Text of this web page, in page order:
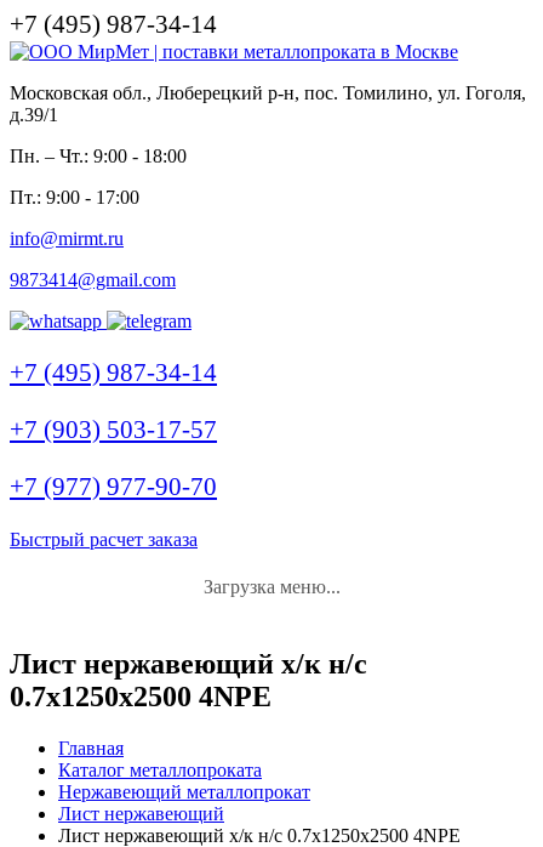
+7 (495) 987-34-14
Московская обл., Люберецкий р-н, пос. Томилино, ул. Гоголя,
д.39/1
Пн. – Чт.: 9:00 - 18:00
Пт.: 9:00 - 17:00
info@mirmt.ru
9873414@gmail.com
+7 (495) 987-34-14
+7 (903) 503-17-57
+7 (977) 977-90-70
Быстрый расчет заказа
Загрузка меню...
Лист нержавеющий х/к н/с
0.7x1250x2500 4NPE
Главная
Каталог металлопроката
Нержавеющий металлопрокат
Лист нержавеющий
Лист нержавеющий х/к н/с 0.7x1250x2500 4NPE